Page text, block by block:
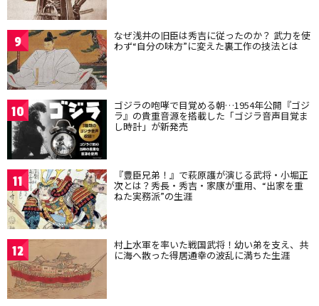
9 なぜ浅井の旧臣は秀吉に従ったのか？ 武力を使
わず“自分の味方”に変えた裏工作の技法とは
10 ゴジラの咆哮で目覚める朝…1954年公開『ゴジ
ラ』の貴重音源を搭載した「ゴジラ音声目覚ま
し時計」が新発売
11 『豊臣兄弟！』で萩原護が演じる武将・小堀正
次とは？秀長・秀吉・家康が重用、“出家を重
ねた実務派”の生涯
12 村上水軍を率いた戦国武将！幼い弟を支え、共
に海へ散った得居通幸の波乱に満ちた生涯